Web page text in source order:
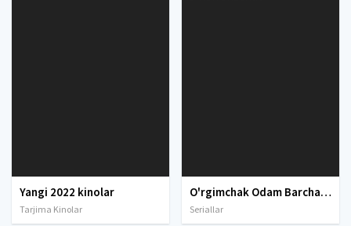
Yangi 2022 kinolar
Tarjima Kinolar
O'rgimchak Odam Barcha qismlari Uzbek tilida O'zbekcha tarjima Full HD ko'rish skachat
Seriallar